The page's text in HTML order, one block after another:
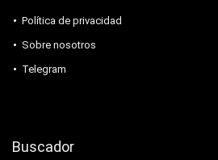
Política de privacidad
Sobre nosotros
Telegram
Buscador